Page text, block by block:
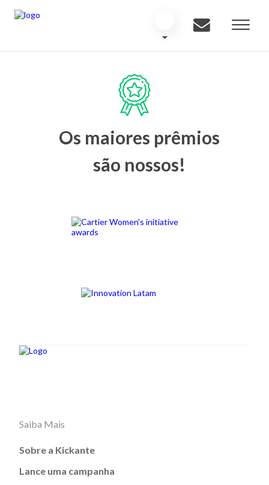
Os maiores prêmios
são nossos!
Saiba Mais
Sobre a Kickante
Lance uma campanha